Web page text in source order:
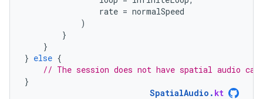
rate = normalSpeed
)
}
}
} else {
// The session does not have spatial audio
}
SpatialAudio . kt